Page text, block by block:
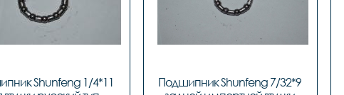
Shunfeng 1/4*11
Подшипник Shunfeng 7/32*9